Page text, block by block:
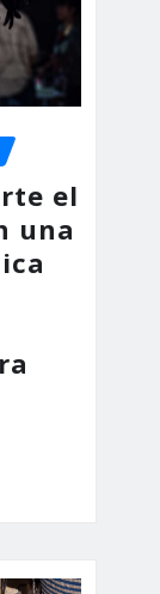
el
una